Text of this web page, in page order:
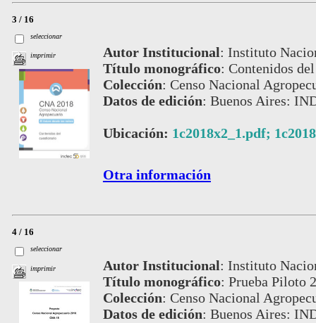
3 / 16
seleccionar
imprimir Autor Institucional: Instituto
Título monográfico: Contenidos
Colección: Censo Nacional
Datos de edición: Buenos Aires:
Ubicación: 1c2018x2_1.pdf;
Otra información
4 / 16
seleccionar
imprimir Autor Institucional: Instituto
Título monográfico: Prueba Piloto
Colección: Censo Nacional
Datos de edición: Buenos Aires: